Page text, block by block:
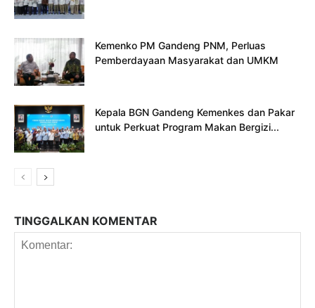
Kemenko PM Gandeng PNM, Perluas
Pemberdayaan Masyarakat dan UMKM
Kepala BGN Gandeng Kemenkes dan Pakar
untuk Perkuat Program Makan Bergizi...
TINGGALKAN KOMENTAR